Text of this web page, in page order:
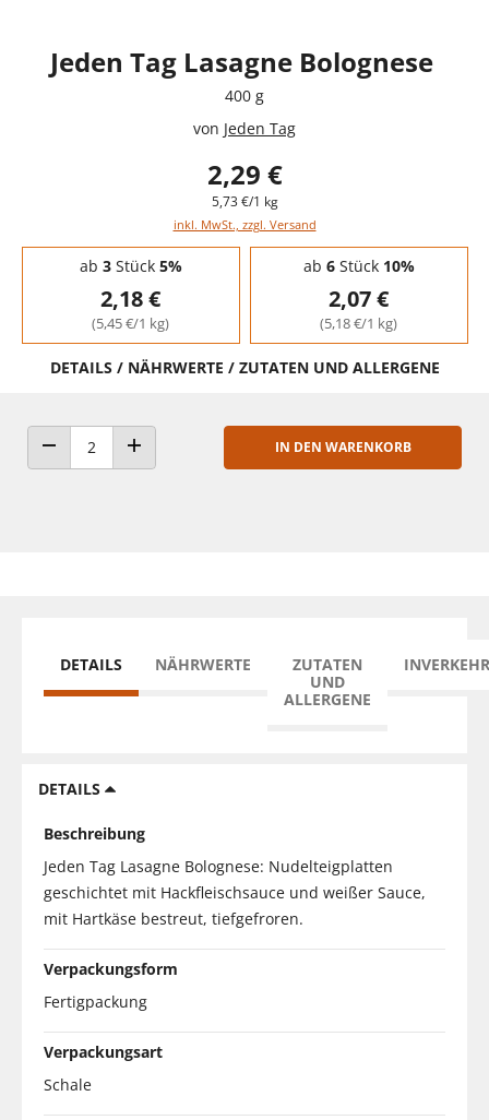
Jeden Tag Lasagne Bolognese
400 g
von Jeden Tag
2,29 €
5,73 €/1 kg
inkl. MwSt., zzgl. Versand
Staffelpreise - Mengenrabatt
ab 3Stück 5%
2,18 €
(5,45 €/1 kg)
ab 6Stück 10%
2,07 €
(5,18 €/1 kg)
DETAILS / NÄHRWERTE / ZUTATEN UND ALLERGENE
ANZAHL VERRINGERNANZAHL ERHÖHEN
IN DEN WARENKORB
DETAILS NÄHRWERTE
ZUTATEN
UND
ALLERGENE
DETAILS
Beschreibung
Jeden Tag Lasagne Bolognese: Nudelteigplatten
geschichtet mit Hackfleischsauce und weißer Sauce,
mit Hartkäse bestreut, tiefgefroren.
Verpackungsform
Fertigpackung
Verpackungsart
Schale